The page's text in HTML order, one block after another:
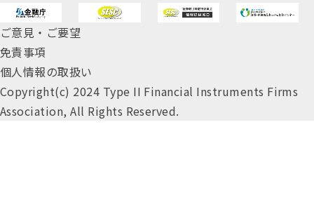
ご意見・ご要望
免責事項
個人情報の取扱い
Copyright(c) 2024 Type II Financial Instruments Firms
Association, All Rights Reserved.